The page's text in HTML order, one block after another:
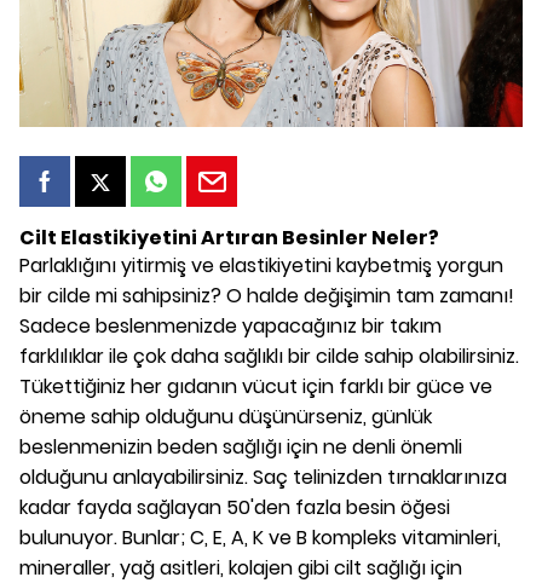
Cilt Elastikiyetini Artıran Besinler Neler?
Parlaklığını yitirmiş ve elastikiyetini kaybetmiş yorgun
bir cilde mi sahipsiniz? O halde değişimin tam zamanı!
Sadece beslenmenizde yapacağınız bir takım
farklılıklar ile çok daha sağlıklı bir cilde sahip olabilirsiniz.
Tükettiğiniz her gıdanın vücut için farklı bir güce ve
öneme sahip olduğunu düşünürseniz, günlük
beslenmenizin beden sağlığı için ne denli önemli
olduğunu anlayabilirsiniz. Saç telinizden tırnaklarınıza
kadar fayda sağlayan 50'den fazla besin öğesi
bulunuyor. Bunlar; C, E, A, K ve B kompleks vitaminleri,
mineraller, yağ asitleri, kolajen gibi cilt sağlığı için